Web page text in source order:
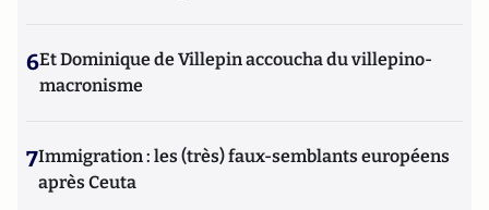
6Et Dominique de Villepin accoucha du villepino-
macronisme
7Immigration : les (très) faux-semblants européens
après Ceuta